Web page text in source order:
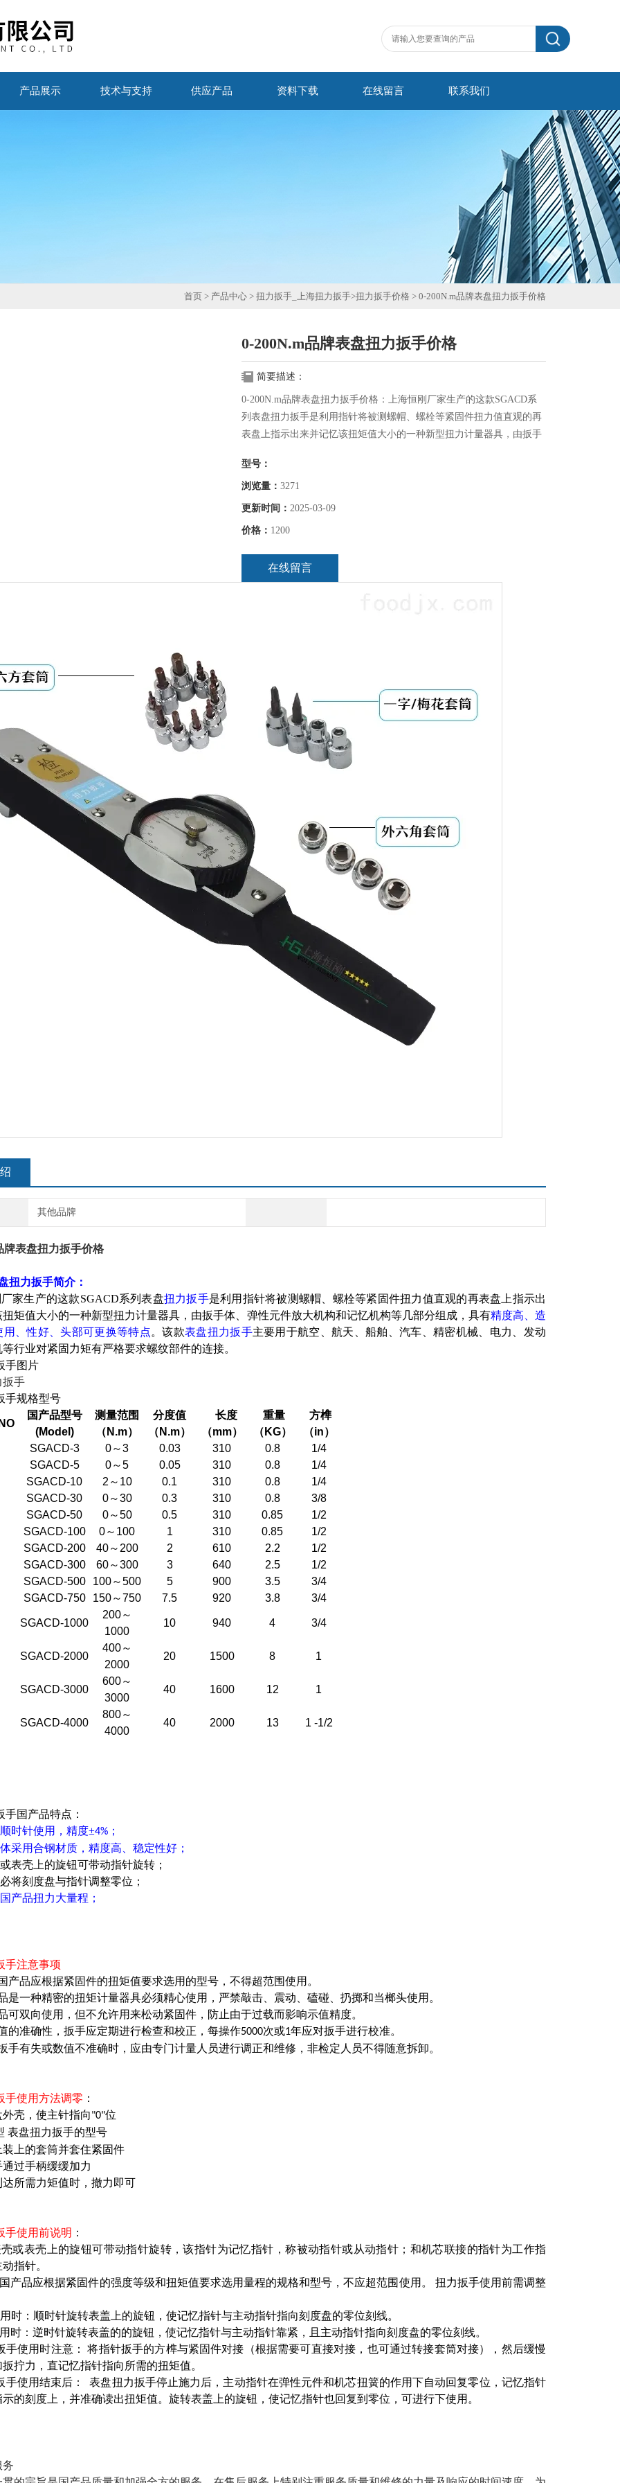
产品展示 技术与支持 供应产品 资料下载 在线留言 联系我们
首页 > 产品中心 > 扭力扳手_上海扭力扳手>扭力扳手价格 > 0-200N.m品牌表盘扭力扳手价格
0-200N.m品牌表盘扭力扳手价格
简要描述：
0-200N.m品牌表盘扭力扳手价格：上海恒刚厂家生产的这款SGACD系
列表盘扭力扳手是利用指针将被测螺帽、螺栓等紧固件扭力值直观的再
表盘上指示出来并记忆该扭矩值大小的一种新型扭力计量器具，由扳手
观、使用、性好、头部可更换等特点。该款表盘扭力扳手主要用于航
空、航天、船舶、汽车、精密机械、电力、发动机、内燃机等行业对紧
固力矩有严格
型号：
浏览量： 3271
更新时间： 2025-03-09
价格： 1200
在线留言
其他品牌
牌表盘扭力扳手价格
扭力扳手简介：
家生产的这款SGACD系列表盘扭力扳手是利用指针将被测螺帽、螺栓等紧固件扭力值直观的再表盘上指示出
矩值大小的一种新型扭力计量器具，由扳手体、弹性元件放大机构和记忆机构等几部分组成，具有精度高、造
用、性好、头部可更换等特点。该款表盘扭力扳手主要用于航空、航天、船舶、汽车、精密机械、电力、发动
行业对紧固力矩有严格要求螺纹部件的连接。
手图片
手规格型号
国产品型号
(Model)
测量范围
（N.m）
分度值
（N.m）
长度
（mm）
重量
（KG）
方榫
（in）
SGACD-3 0～3 0.03 310 0.8
1/4
SGACD-5 0～5 0.05 310 0.8
1/4
SGACD-10 2 ～ 10 0.1 310 0.8
1/4
SGACD-30 0～30 0.3 310 0.8
3/8
SGACD-50 0～50 0.5 310 0.85
1/2
SGACD-100 0～ 100 1 310 0.85
1/2
SGACD-200 40～ 200 2 610 2.2
1/2
SGACD-300 60～300 3 640 2.5
1/2
SGACD-500 100～500 5 900 3.5
3/4
SGACD-750 150～750 7.5 920 3.8 3/4
SGACD-1000
200～
1000
10 940 4 3/4
SGACD-2000
400～
2000
20 1500 8 1
SGACD-3000
600～
3000
40 1600 12 1
SGACD-4000
800～
4000
40 2000 13 1 -1/2
手国产品特点：
时针使用，精度±4% ；
采用合钢材质，精度高、稳定性好；
表壳上的旋钮可带动指针旋转；
将刻度盘与指针调整零位；
产品扭力大量程；
手注意事项
产品应根据紧固件的扭矩值要求选用的型号，不得超范围使用。
是一种精密的扭矩计量器具必须精心使用，严禁敲击、震动、磕碰、扔掷和当榔头使用。
可双向使用，但不允许用来松动紧固件，防止由于过载而影响示值精度。
的准确性，扳手应定期进行检查和校正，每操作5000次或1年应对扳手进行校准。
手有失或数值不准确时，应由专门计量人员进行调正和维修，非检定人员不得随意拆卸。
手使用方法调零 ：
壳，使主针指向"0"位
表盘扭力扳手的型号
上的套筒并套住紧固件
过手柄缓缓加力
所需力矩值时，撤力即可
手使用前说明 ：
或表壳上的旋钮可带动指针旋转，该指针为记忆指针，称被动指针或从动指针；和机芯联接的指针为工作指
动指针。
产品应根据紧固件的强度等级和扭矩值要求选用量程的规格和型号，不应超范围使用。 扭力扳手使用前需调整
时：顺时针旋转表盖上的旋钮，使记忆指针与主动指针指向刻度盘的零位刻线。
时：逆时针旋转表盖的的旋钮，使记忆指针与主动指针靠紧，且主动指针指向刻度盘的零位刻线。
手使用时注意： 将指针扳手的方榫与紧固件对接（根据需要可直接对接，也可通过转接套筒对接），然后缓慢
拧力，直记忆指针指向所需的扭矩值。
手使用结束后： 表盘扭力扳手停止施力后，主动指针在弹性元件和机芯扭簧的作用下自动回复零位，记忆指针
的刻度上，并准确读出扭矩值。旋转表盖上的旋钮，使记忆指针也回复到零位，可进行下使用。
务